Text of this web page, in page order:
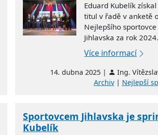
Eduard Kubelík
titul v řadě v anketě
Nejlepšího sportovce
Jihlavska za rok 2024.
Více informací
14. dubna 2025 |
Ing.
Archiv| Nejlepší
Sportovcem Jihlavska je
Kubelík